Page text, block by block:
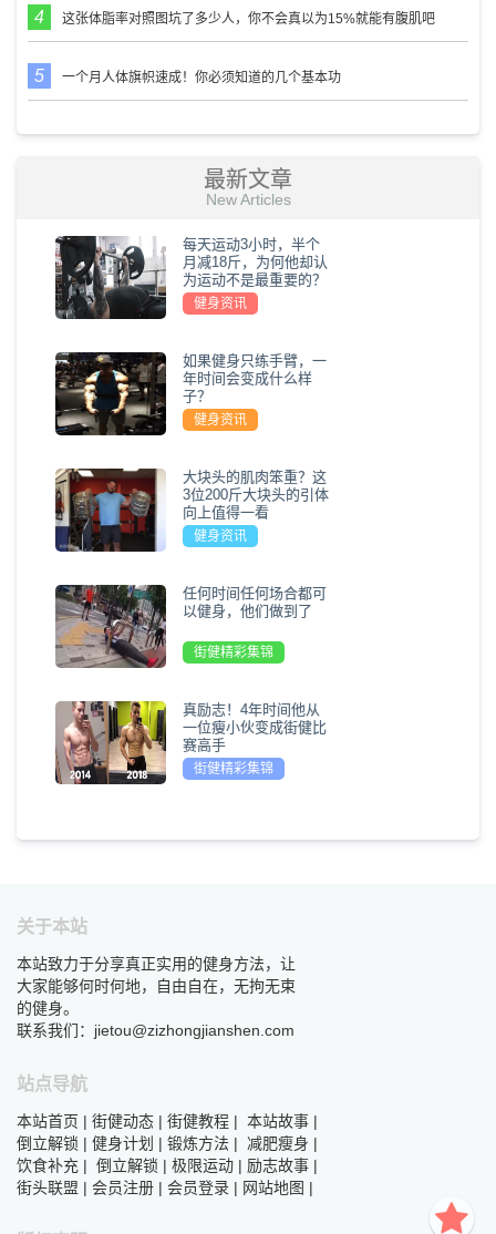
这张体脂率对照图坑了多少人，你不会真以为15%就能有腹肌吧
一个月人体旗帜速成！你必须知道的几个基本功
最新文章
New Articles
每天运动3小时，半个
月减18斤，为何他却认
为运动不是最重要的？
健身资讯
如果健身只练手臂，一
年时间会变成什么样
子？
健身资讯
大块头的肌肉笨重？这
3位200斤大块头的引体
向上值得一看
健身资讯
任何时间任何场合都可
以健身，他们做到了
街健精彩集锦
真励志！4年时间他从
一位瘦小伙变成街健比
赛高手
街健精彩集锦
关于本站
本站致力于分享真正实用的健身方法，让
大家能够何时何地，自由自在，无拘无束
的健身。
联系我们：jietou@zizhongjianshen.com
站点导航
本站首页 | 街健动态 | 街健教程 | 本站故事 |
倒立解锁 | 健身计划 | 锻炼方法 | 减肥瘦身 |
饮食补充 | 倒立解锁 | 极限运动 | 励志故事 |
街头联盟 | 会员注册 | 会员登录 | 网站地图 |